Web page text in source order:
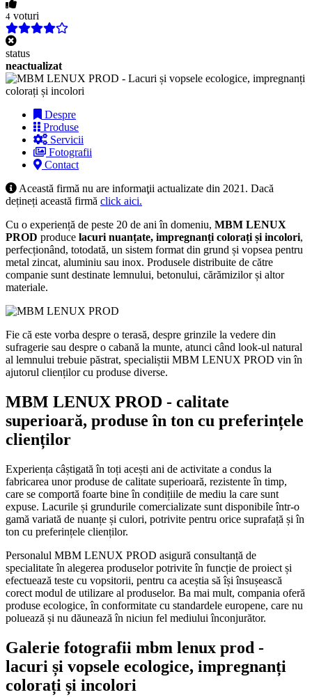
4 voturi
status
neactualizat
Despre
Produse
Servicii
Fotografii
Contact
Această firmă nu are informaţii actualizate din 2021. Dacă
dețineți această firmă click aici.
Cu o experiență de peste 20 de ani în domeniu, MBM LENUX
PROD produce lacuri nuanțate, impregnanți colorați și incolori,
perfecționând, totodată, un sistem format din grund și vopsea pentru
metal zincat, aluminiu sau inox. Produsele distribuite de către
companie sunt destinate lemnului, betonului, cărămizilor și altor
materiale.
Fie că este vorba despre o terasă, despre grinzile la vedere din
sufragerie sau despre o cabană la munte, atunci când look-ul natural
al lemnului trebuie păstrat, specialiștii MBM LENUX PROD vin în
ajutorul clienților cu produse diverse.
MBM LENUX PROD - calitate
superioară, produse în ton cu preferințele
clienților
Experiența câștigată în toți acești ani de activitate a condus la
fabricarea unor produse de calitate superioară, rezistente în timp,
care se comportă foarte bine în condițiile de mediu la care sunt
expuse. Lacurile și grundurile comercializate sunt disponibile într-o
gamă variată de nuanțe și culori, potrivite pentru orice suprafață și în
ton cu preferințele clienților.
Personalul MBM LENUX PROD asigură consultanță de
specialitate în alegerea produselor potrivite în funcție de proiect și
efectuează teste cu vopsitorii, pentru ca aceștia să își însușească
corect modul de utilizare al produselor. Ba mai mult, compania oferă
produse ecologice, în conformitate cu standardele europene, care nu
poluează și nu dăunează în niciun fel mediului înconjurător.
Galerie fotografii mbm lenux prod -
lacuri și vopsele ecologice, impregnanți
colorați și incolori